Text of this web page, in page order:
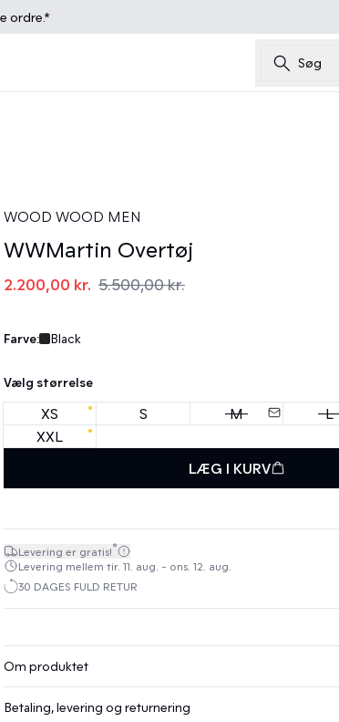
ordre.*
Søg
WOOD WOOD MEN
WWMartin Overtøj
2.200,00 kr. 5.500,00 kr.
Farve: Black
Vælg størrelse
XS S M L
XXL
LÆG I KURV
Levering er gratis!*
Levering mellem tir. 11. aug. - ons. 12. aug.
30 DAGES FULD RETUR
Om produktet
Betaling, levering og returnering